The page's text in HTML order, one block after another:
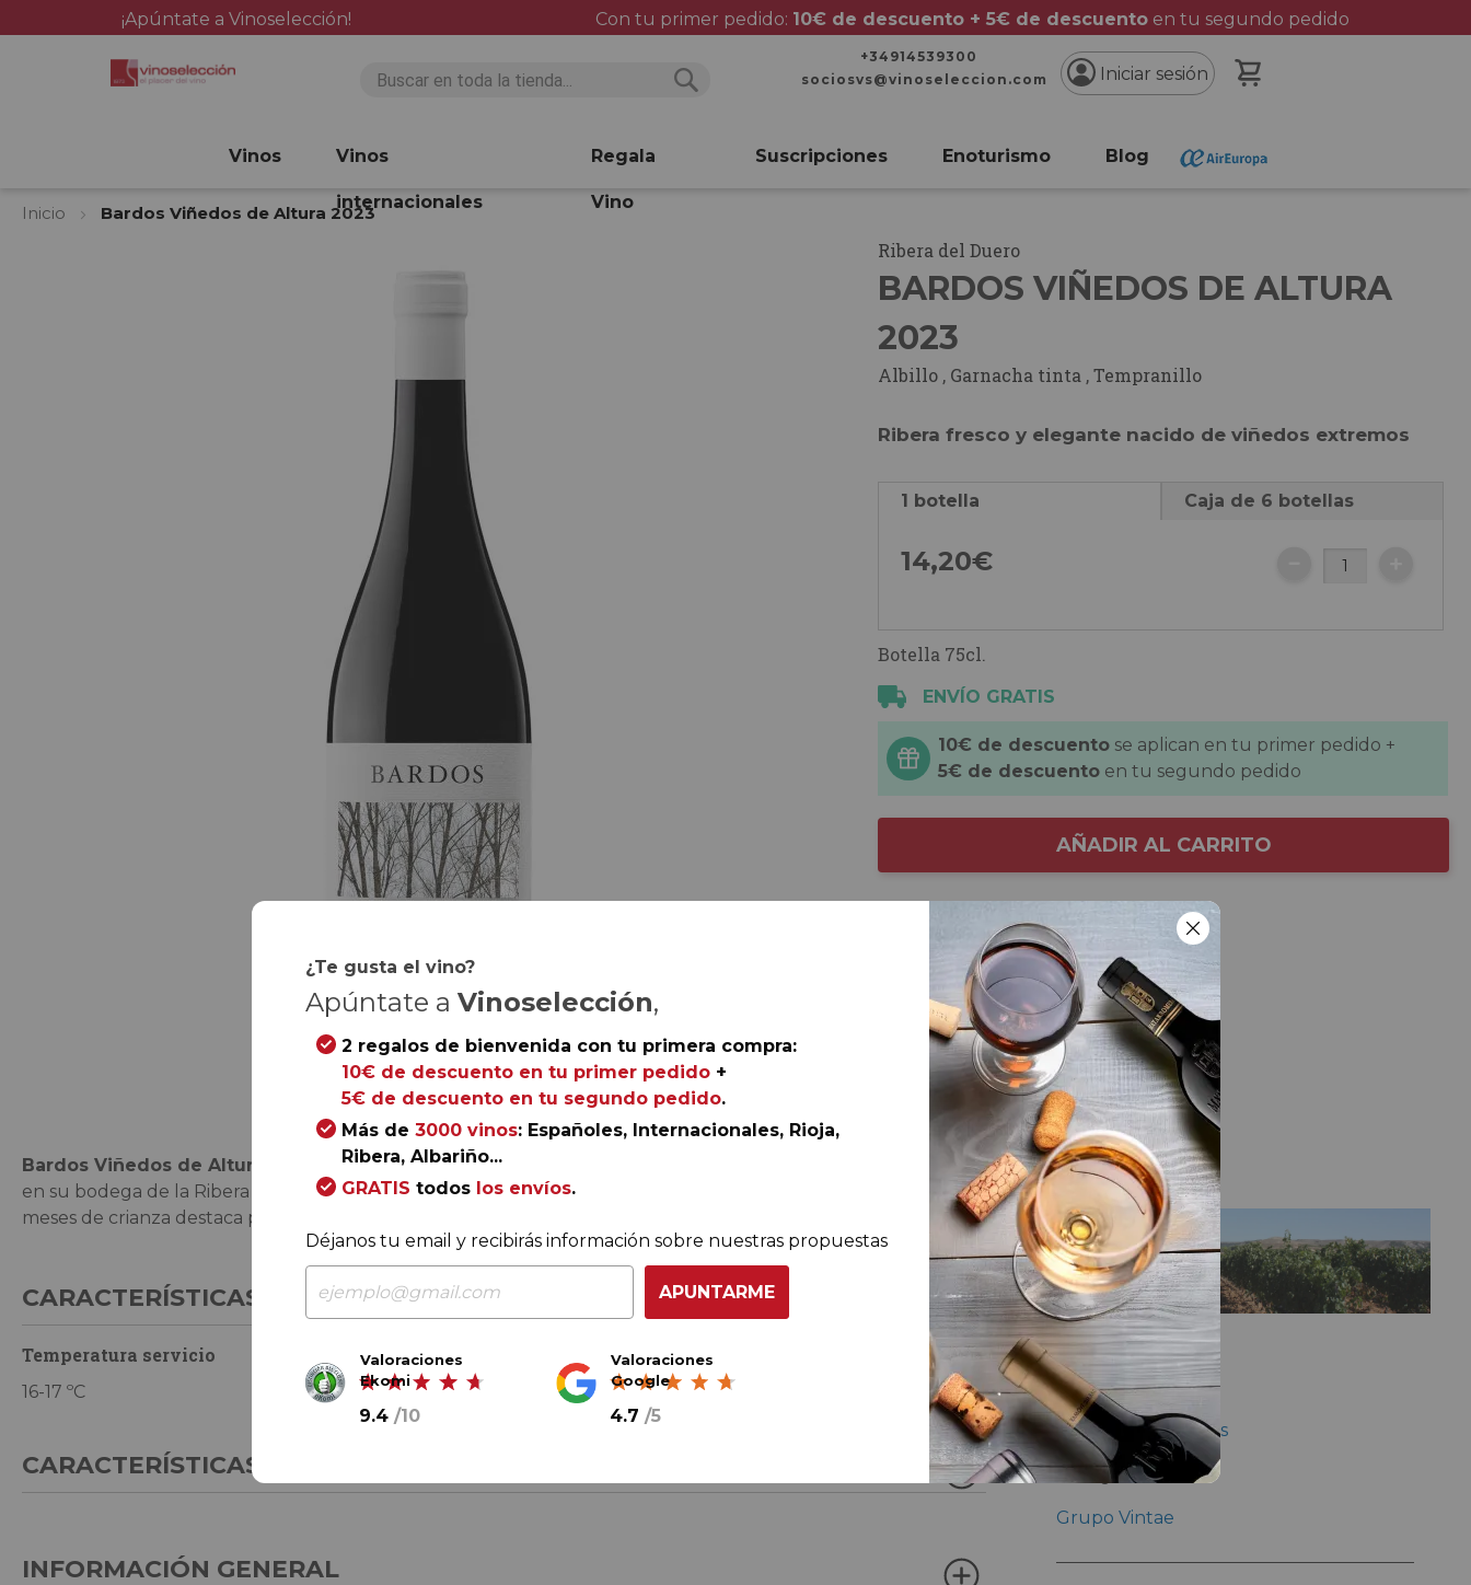
¡Apúntate a Vinoselección! Con tu primer pedido: 10€ de descuento + 5€ de descuentoen tu segundo pedido
+34914539300
sociosvs@vinoseleccion.com
Iniciar sesión
Vinos Vinos
internacionales
Regala
Vino
Suscripciones Enoturismo Blog
Inicio
Bardos Viñedos de Altura 2023
la
galería
de
Ribera del Duero
BARDOS VIÑEDOS DE ALTURA
2023
Albillo , Garnacha tinta ,Tempranillo
Ribera fresco y elegante nacido de viñedos extremos
1 botella
14,20€
Caja de 6 botellas
Botella 75cl.
ENVÍO GRATIS
10€ de descuento se aplican en tu primer pedido +
5€ de descuento en tu segundo pedido
AÑADIR AL CARRITO
Bardos Viñedos de Altura 2023
es un vino que lleva la firma del pujante e innovador grupo Vintae. Elaborado
en su bodega de la Ribera del Duero Soriana a partir de viñedos cultivados una altura extrema, este tinto con 12
meses de crianza destaca por su carácter elegante y pleno de frescura.
CARACTERÍSTICAS DE CONSUMO
Temperatura servicio
16-17 ºC
Tiempo de consumo
2025-2030
CARACTERÍSTICAS GENERALES
INFORMACIÓN GENERAL
LA BODEGA
Bodega
Bodegas De Bardos
Bodeguero
Grupo Vintae
¿Te gusta el vino?
Apúntate a Vinoselección,
2 regalos de bienvenida con tu primera compra:
10€ de descuento en tu primer pedido+
5€ de descuento en tu segundo pedido.
Más de 3000 vinos: Españoles, Internacionales, Rioja,
Ribera, Albariño...
GRATIS todos los envíos.
Déjanos tu email y recibirás información sobre nuestras propuestas
APUNTARME
Valoraciones
Ekomi
9.4 /10
Valoraciones
Google
4.7 /5